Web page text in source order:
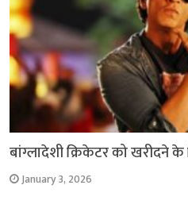
बांग्लादेशी क्रिकेटर को खरीदने
January 3, 2026